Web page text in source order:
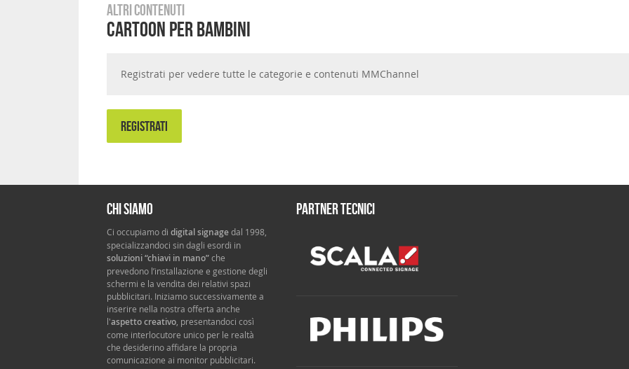
Altri contenuti
Cartoon per Bambini
Registrati per vedere tutte le categorie e contenuti MMChannel
REGISTRATI
Chi siamo
Ci occupiamo di digital signagedal 1998,
specializzandoci sin dagli esordi in
soluzioni “chiavi in mano”che
prevedono l’installazione e gestione degli
schermi e la vendita dei relativi spazi
pubblicitari. Iniziamo successivamente a
inserire nella nostra offerta anche
l'aspetto creativo , presentandoci così
come interlocutore unico per le realtà
che desiderino affidare la propria
comunicazione ai monitor pubblicitari.
Partner tecnici